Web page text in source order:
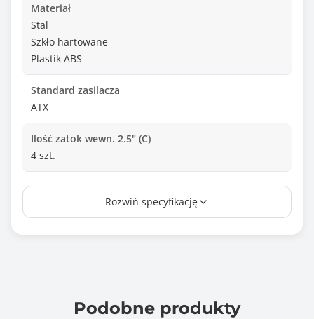
Materiał
Stal
Szkło hartowane
Plastik ABS
Standard zasilacza
ATX
Ilość zatok wewn. 2.5" (C)
4 szt.
Ilość zatok wewn. 2.5" lub 3.5" (D)
Gniazda na panelu
Mini Jack x1
Rozwiń specyfikację
Podobne produkty